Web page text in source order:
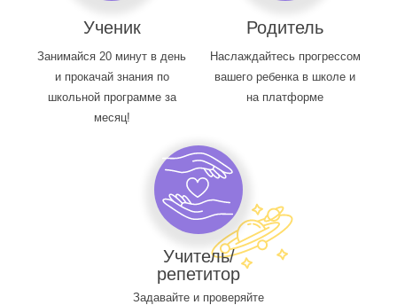
Ученик
Занимайся 20 минут в день
и прокачай знания по
школьной программе за
месяц!
Родитель
Наслаждайтесь прогрессом
вашего ребенка в школе и
на платформе
Учитель/
репетитор
Задавайте и проверяйте